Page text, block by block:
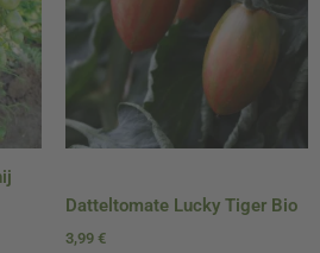
Datteltomate Lucky Tiger Bio
3,99 €